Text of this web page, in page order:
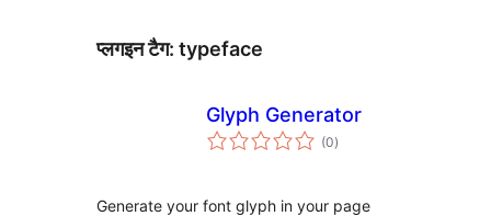
प्लगइन टैग: typeface
Glyph Generator
(0कुल
दर)
Generate your font glyph in your page